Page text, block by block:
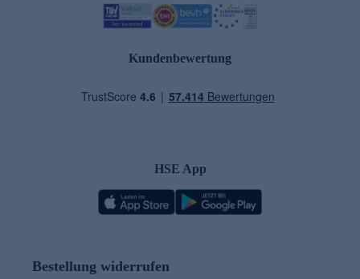
Kundenbewertung
HSE App
Bestellung widerrufen